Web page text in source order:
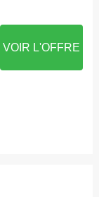
VOIR L'OFFRE